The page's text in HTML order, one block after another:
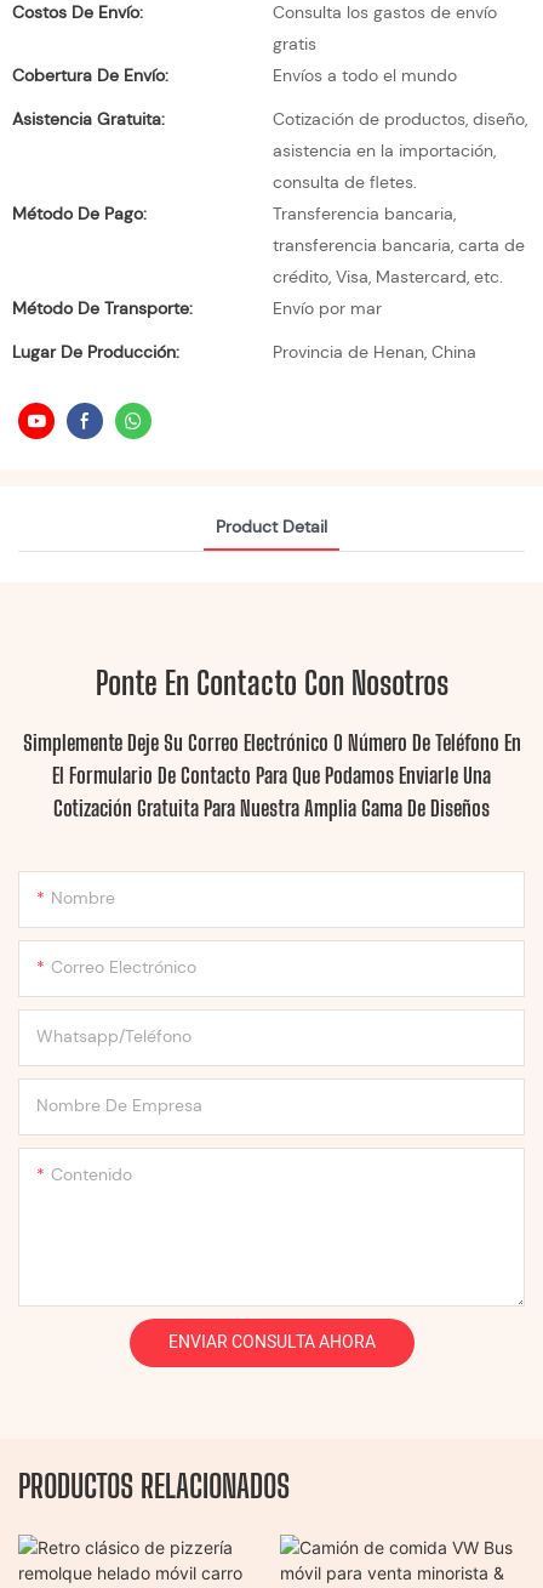
Costos De Envío:
Consulta los gastos de envío
gratis
Cobertura De Envío:
Envíos a todo el mundo
Asistencia Gratuita:
Cotización de productos, diseño,
asistencia en la importación,
consulta de fletes.
Método De Pago:
Transferencia bancaria,
transferencia bancaria, carta de
crédito, Visa, Mastercard, etc.
Método De Transporte:
Envío por mar
Lugar De Producción:
Provincia de Henan, China
Product Detail
Ponte En Contacto Con Nosotros
Simplemente Deje Su Correo Electrónico O Número De Teléfono En
El Formulario De Contacto Para Que Podamos Enviarle Una
Cotización Gratuita Para Nuestra Amplia Gama De Diseños
Nombre
Correo Electrónico
Whatsapp/Teléfono
Nombre De Empresa
Contenido
ENVIAR CONSULTA AHORA
PRODUCTOS RELACIONADOS